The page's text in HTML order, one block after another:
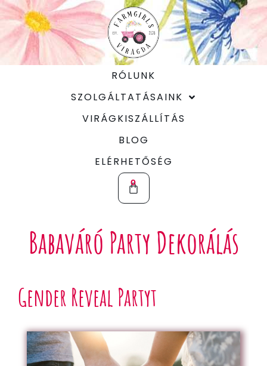
RÓLUNK
SZOLGÁLTATÁSAINK
VIRÁGKISZÁLLÍTÁS
BLOG
ELÉRHETŐSÉG
0
Babaváró Party Dekorálás
Gender Reveal Partyt